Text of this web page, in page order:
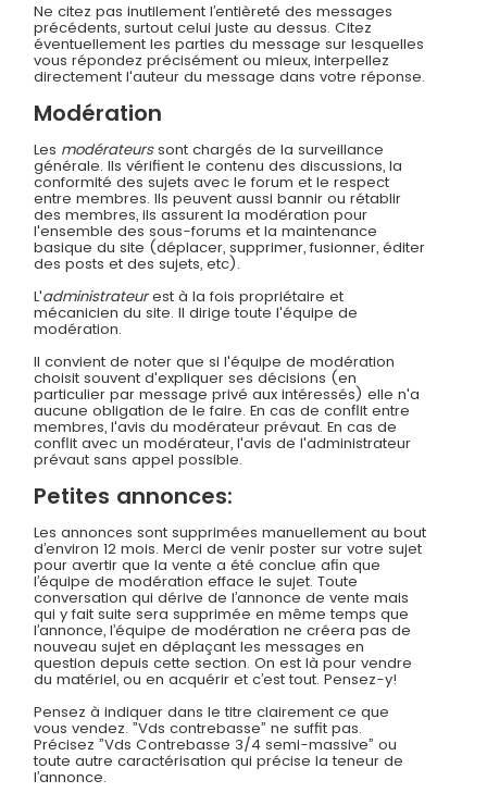
Ne citez pas inutilement l’entièreté des messages
précédents, surtout celui juste au dessus. Citez
éventuellement les parties du message sur lesquelles
vous répondez précisément ou mieux, interpellez
directement l'auteur du message dans votre réponse.
Modération
Les modérateurssont chargés de la surveillance
générale. Ils vérifient le contenu des discussions, la
conformité des sujets avec le forum et le respect
entre membres. Ils peuvent aussi bannir ou rétablir
des membres, ils assurent la modération pour
l'ensemble des sous-forums et la maintenance
basique du site (déplacer, supprimer, fusionner, éditer
des posts et des sujets, etc).
L'administrateurest à la fois propriétaire et
mécanicien du site. Il dirige toute l'équipe de
modération.
Il convient de noter que si l'équipe de modération
choisit souvent d'expliquer ses décisions (en
particulier par message privé aux intéressés) elle n'a
aucune obligation de le faire. En cas de conflit entre
membres, l'avis du modérateur prévaut. En cas de
conflit avec un modérateur, l'avis de l'administrateur
prévaut sans appel possible.
Petites annonces:
Les annonces sont supprimées manuellement au bout
d’environ 12 mois. Merci de venir poster sur votre sujet
pour avertir que la vente a été conclue afin que
l’équipe de modération efface le sujet. Toute
conversation qui dérive de l’annonce de vente mais
qui y fait suite sera supprimée en même temps que
l’annonce, l’équipe de modération ne créera pas de
nouveau sujet en déplaçant les messages en
question depuis cette section. On est là pour vendre
du matériel, ou en acquérir et c’est tout. Pensez-y!
Pensez à indiquer dans le titre clairement ce que
vous vendez. ”Vds contrebasse” ne suffit pas.
Précisez ”Vds Contrebasse 3/4 semi-massive” ou
toute autre caractérisation qui précise la teneur de
l’annonce.